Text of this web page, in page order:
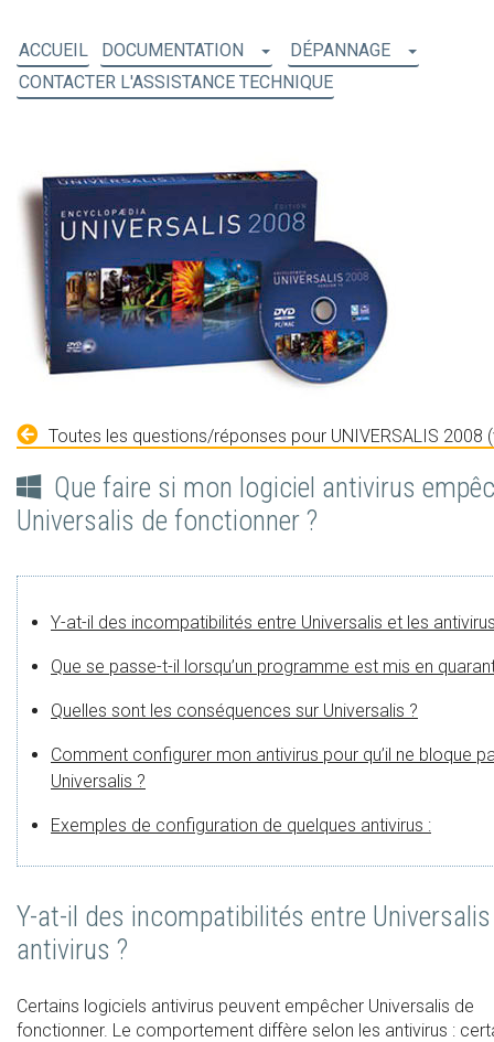
ACCUEIL DOCUMENTATION
DÉPANNAGE
CONTACTER L'ASSISTANCE TECHNIQUE
Toutes les questions/réponses pour UNIVERSALIS 2008
Que faire si mon logiciel antivirus
Universalis de fonctionner ?
Y-at-il des incompatibilités entre Universalis et les
Que se passe-t-il lorsqu’un programme est mis en
Quelles sont les conséquences sur Universalis ?
Comment configurer mon antivirus pour qu’il ne bloque
Universalis ?
Exemples de configuration de quelques antivirus :
Y-at-il des incompatibilités entre
antivirus ?
Certains logiciels antivirus peuvent empêcher Universalis de
fonctionner. Le comportement diffère selon les antivirus :